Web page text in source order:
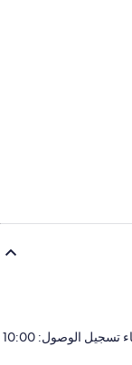
وقت بدء تسجيل الوصول: 3 عصراً؛ وقت انتهاء تسجيل الوصول: 10:00